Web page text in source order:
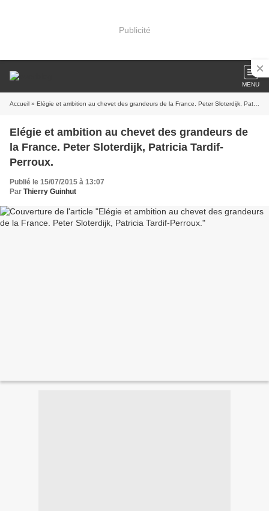
Publicité
MENU
Accueil » Elégie et ambition au chevet des grandeurs de la France. Peter Sloterdijk, Patricia Tardif-Perroux.
Elégie et ambition au chevet des grandeurs de
la France. Peter Sloterdijk, Patricia Tardif-
Perroux.
Publié le 15/07/2015 à 13:07
Par Thierry Guinhut